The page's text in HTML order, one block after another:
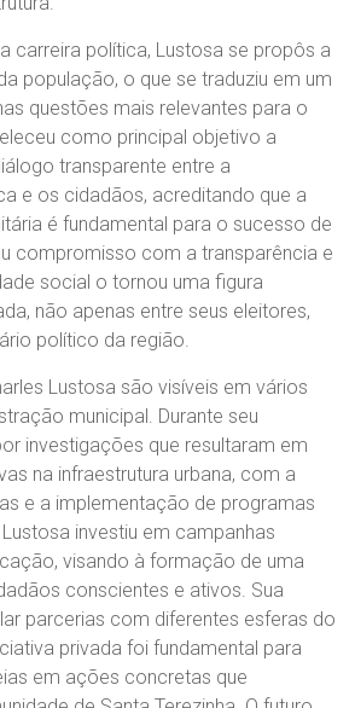
carreira política, Lustosa se propôs a
população, o que se traduziu em um
questões mais relevantes para o
como principal objetivo a
transparente entre a
e os cidadãos, acreditando que a
é fundamental para o sucesso de
compromisso com a transparência e
social o tornou uma figura
não apenas entre seus eleitores,
político da região.
Lustosa são visíveis em vários
municipal. Durante seu
investigações que resultaram em
na infraestrutura urbana, com a
e a implementação de programas
investiu em campanhas
visando à formação de uma
conscientes e ativos. Sua
parcerias com diferentes esferas do
privada foi fundamental para
em ações concretas que